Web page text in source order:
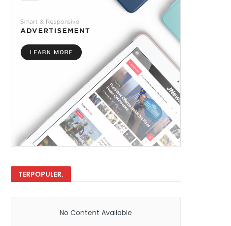
TERPOPULER.
No Content Available